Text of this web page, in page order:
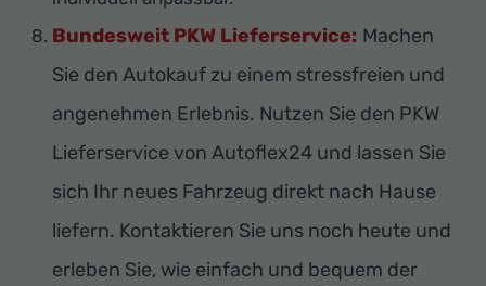
Bundesweit PKW Lieferservice: Machen
Sie den Autokauf zu einem stressfreien und
angenehmen Erlebnis. Nutzen Sie den PKW
Lieferservice von Autoflex24 und lassen Sie
sich Ihr neues Fahrzeug direkt nach Hause
liefern. Kontaktieren Sie uns noch heute und
erleben Sie, wie einfach und bequem der